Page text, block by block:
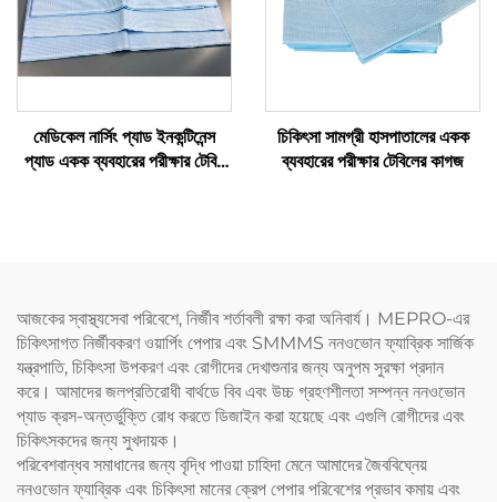
মেডিকেল নার্সিং প্যাড ইনকন্টিনেন্স
প্যাড একক ব্যবহারের পরীক্ষার টেবিল
চিকিৎসা সামগ্রী হাসপাতালের একক
ব্যবহারের পরীক্ষার টেবিলের কাগজ
আজকের স্বাস্থ্যসেবা পরিবেশে, নির্জীব শর্তাবলী রক্ষা করা অনিবার্য। MEPRO-এর
চিকিৎসাগত নির্জীবকরণ ওয়ার্পিং পেপার এবং SMMMS ননওভোন ফ্যাব্রিক সার্জিক
যন্ত্রপাতি, চিকিৎসা উপকরণ এবং রোগীদের দেখাশুনার জন্য অনুপম সুরক্ষা প্রদান
করে। আমাদের জলপ্রতিরোধী বার্থডে বিব এবং উচ্চ গ্রহণশীলতা সম্পন্ন ননওভোন
প্যাড ক্রস-অন্তর্ভুক্তি রোধ করতে ডিজাইন করা হয়েছে এবং এগুলি রোগীদের এবং
চিকিৎসকদের জন্য সুখদায়ক।
পরিবেশবান্ধব সমাধানের জন্য বৃদ্ধি পাওয়া চাহিদা মেনে আমাদের জৈববিঘ্নেয়
ননওভোন ফ্যাব্রিক এবং চিকিৎসা মানের ক্রেপ পেপার পরিবেশের প্রভাব কমায় এবং